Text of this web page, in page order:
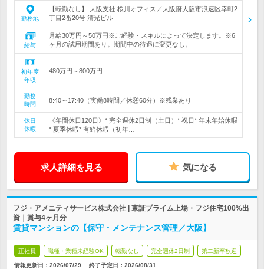
勤務地
【転勤なし】 大阪支社 桜川オフィス／大阪府大阪市浪速区幸町2
丁目2番20号 清光ビル
給与
月給30万円～50万円※ご経験・スキルによって決定します。※6
ヶ月の試用期間あり。期間中の待遇に変更なし。
初年度
年収
480万円～800万円
勤務
時間
8:40～17:40（実働8時間／休憩60分）※残業あり
休日
休暇
《年間休日120日》* 完全週休2日制（土日）* 祝日* 年末年始休暇
* 夏季休暇* 有給休暇（初年…
求人詳細を見る 気になる
フジ・アメニティサービス株式会社 | 東証プライム上場・フジ住宅100%出
資｜賞与4ヶ月分
賃貸マンションの【保守・メンテナンス管理／大阪】
正社員 職種・業種未経験OK 転勤なし 完全週休2日制 第二新卒歓迎
情報更新日：2026/07/29 終了予定日： 2026/08/31